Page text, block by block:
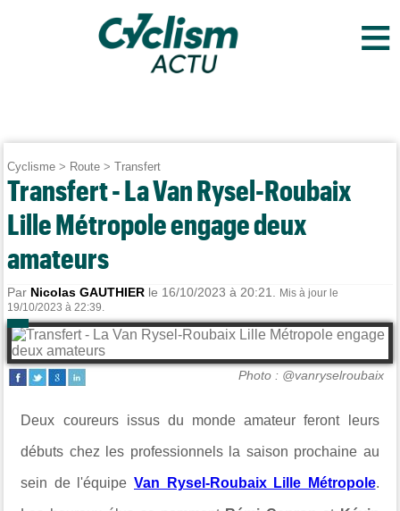
≡
Cyclisme > Route >Transfert
Transfert - La Van Rysel-Roubaix
Lille Métropole engage deux
amateurs
Par Nicolas GAUTHIER le 16/10/2023 à 20:21.
Mis à jour le
19/10/2023 à 22:39.
Photo : @vanryselroubaix
Deux coureurs issus du monde amateur feront leurs
débuts chez les professionnels la saison prochaine au
sein de l'équipe Van Rysel-Roubaix Lille Métropole.